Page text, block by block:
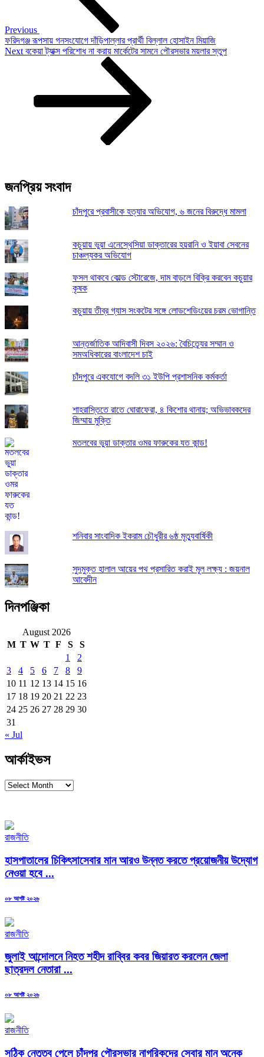
Previous
ফরিদগঞ্জ রূপসায় গনসংযোগে দাঁড়িপাল্লার প্রার্থী বিল্লাল হোসাইন মিয়াজি
Next
Next বকেয়া ট্যাক্স পরিশোধ না করায় মার্কেটের সামনে পৌরসভার ময়লার স্তুপ
জনপ্রিয় সংবাদ
চাঁদপুরে প্রবাসীকে হত্যার অভিযোগ, ৬ জনের বিরুদ্ধে মামলা
কচুয়ায় ভুয়া এনেস্থেসিয়া ডাক্তারের হয়রানি ও ইয়াবা সেবনের
চাঞ্চল্যকর অভিযোগ
ফসল থাকবে কোল্ড স্টোরেজে, দাম বাড়লে বিক্রি করবেন কচুয়ার
কৃষক
কচুয়ায় তীব্র গ্যাস সংকটের সঙ্গে লোডশেডিংয়ের চরম ভোগান্তি
আন্তর্জাতিক আদিবাসী দিবস ২০২৬: বৈচিত্র্যের সম্মান ও
সমঅধিকারের বাংলাদেশ চাই
চাঁদপুরে একযোগে বদলি ৩১ ইউপি প্রশাসনিক কর্মকর্তা
শাহরাস্তিতে রাতে ঘোরাফেরা, ৪ কিশোর থানায়; অভিভাবকদের
জিম্মায় মুক্তি
মতলবের ভুয়া ডাক্তার ওমর ফারুকের যত কান্ড!
শনিবার সাংবাদিক ইকরাম চৌধুরীর ৬ষ্ঠ মৃত্যুবার্ষিকী
সুদমুক্ত হালাল আয়ের পথ প্রসারিত করাই মূল লক্ষ্য : জয়নাল
আবেদীন
দিনপঞ্জিকা
August 2026
M T W T F S
S
1
2
3
4 5 6 7 8
9
10 11 12 13 14 15 16
17 18 19 20 21 22 23
24 25 26 27 28 29 30
31
« Jul
আর্কাইভস
আর্কাইভস
রাজনীতি
হাসপাতালের চিকিৎসাসেবার মান আরও উন্নত করতে প্রয়োজনীয় উদ্যোগ
নেওয়া হবে ...
Posted
০৮ আগষ্ট ২০২৬
রাজনীতি
জুলাই আন্দোলনে নিহত শহীদ রাব্বির কবর জিয়ারত করলেন জেলা
ছাত্রদল নেতারা ...
Posted
০৮ আগষ্ট ২০২৬
রাজনীতি
সঠিক নেতৃত্ব পেলে চাঁদপুর পৌরসভার নাগরিকদের সেবার মান অনেক